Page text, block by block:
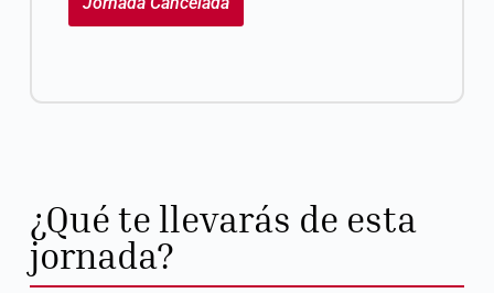
¿Qué te llevarás de esta
jornada?